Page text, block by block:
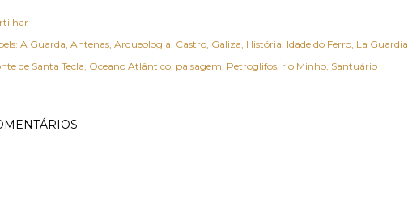
A Guarda Antenas Arqueologia Castro Galiza História Idade do Ferro La Guardia
de Santa Tecla Oceano Atlântico paisagem Petroglifos rio Minho Santuário